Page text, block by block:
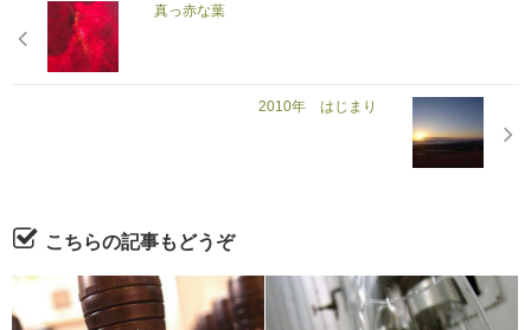
真っ赤な葉
2010年 はじまり
こちらの記事もどうぞ